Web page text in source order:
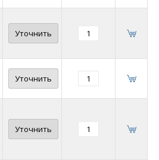
Уточнить
Уточнить
Уточнить